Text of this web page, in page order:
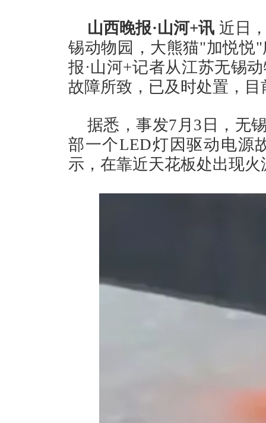
山西晚报·山河+讯 近日
锡动物园，大熊猫"加悦悦
报·山河+记者从江苏无锡
故障所致，已及时处置，
据悉，事发7月3日，无
部一个LED灯因驱动电源
示，在靠近天花板处出现火